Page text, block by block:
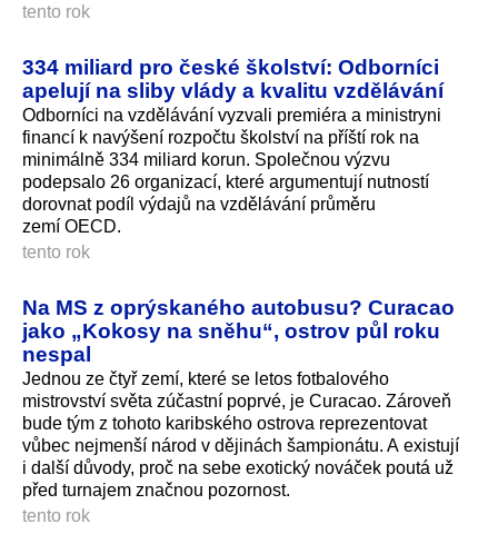
tento rok
334 miliard pro české školství: Odborníci
apelují na sliby vlády a kvalitu vzdělávání
Odborníci na vzdělávání vyzvali premiéra a ministryni
financí k navýšení rozpočtu školství na příští rok na
minimálně 334 miliard korun. Společnou výzvu
podepsalo 26 organizací, které argumentují nutností
dorovnat podíl výdajů na vzdělávání průměru
zemí OECD.
tento rok
Na MS z oprýskaného autobusu? Curacao
jako „Kokosy na sněhu“, ostrov půl roku
nespal
Jednou ze čtyř zemí, které se letos fotbalového
mistrovství světa zúčastní poprvé, je Curacao. Zároveň
bude tým z tohoto karibského ostrova reprezentovat
vůbec nejmenší národ v dějinách šampionátu. A existují
i další důvody, proč na sebe exotický nováček poutá už
před turnajem značnou pozornost.
tento rok